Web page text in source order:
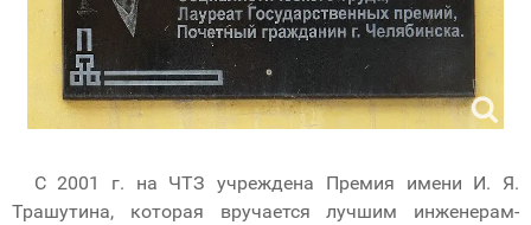
С 2001 г. на ЧТЗ учреждена Премия имени И. Я.
Трашутина, которая вручается лучшим инженерам-